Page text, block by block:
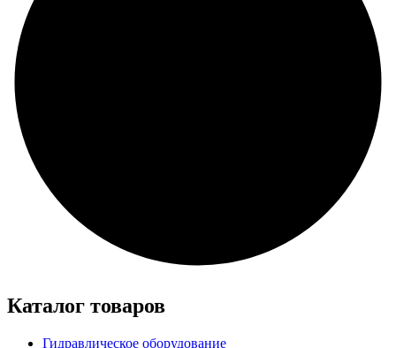
Каталог товаров
Гидравлическое оборудование